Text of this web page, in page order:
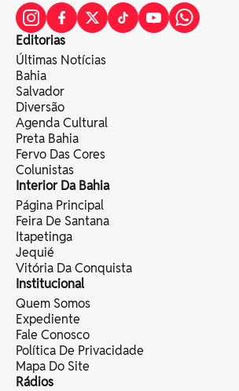
Editorias
Últimas Notícias
Bahia
Salvador
Diversão
Agenda Cultural
Preta Bahia
Fervo Das Cores
Colunistas
Interior Da Bahia
Página Principal
Feira De Santana
Itapetinga
Jequié
Vitória Da Conquista
Institucional
Quem Somos
Expediente
Fale Conosco
Política De Privacidade
Mapa Do Site
Rádios